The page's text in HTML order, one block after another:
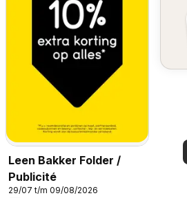
Leen Bakker Folder /
Publicité
29/07 t/m 09/08/2026